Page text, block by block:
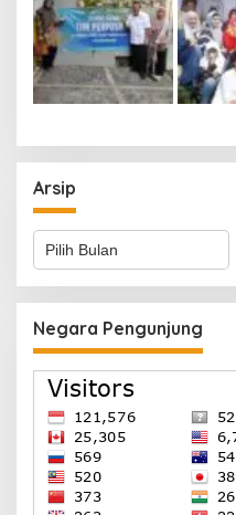
Arsip
Arsip
Negara Pengunjung